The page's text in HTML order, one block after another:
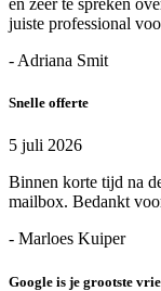
en zeer te spreken
juiste professional
- Adriana Smit
Snelle offerte
5 juli 2026
Binnen korte tijd na
mailbox. Bedankt
- Marloes Kuiper
Google is je grootste